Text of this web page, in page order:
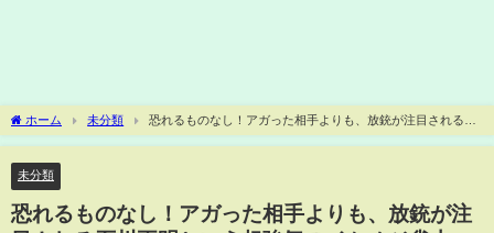
ホーム 未分類
恐れるものなし！アガった相手よりも、放銃が注目される石
川正明という超強気のイケオジ雀士「突っ込んだｗ」「見てて気持ちいい」/麻雀・M
未分類
恐れるものなし！アガった相手よりも、放銃が注